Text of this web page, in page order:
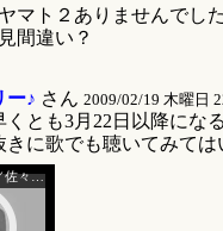
マト２ありませんでした
間違い？
ー♪ さん 2009/02/19 木曜日
くとも3月22日以降にな
きに歌でも聴いてみては
宇宙戦艦ヤマト／佐々木功